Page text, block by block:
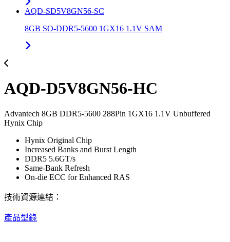
AQD-SD5V8GN56-SC
8GB SO-DDR5-5600 1GX16 1.1V SAM
AQD-D5V8GN56-HC
Advantech 8GB DDR5-5600 288Pin 1GX16 1.1V Unbuffered
Hynix Chip
Hynix Original Chip
Increased Banks and Burst Length
DDR5 5.6GT/s
Same-Bank Refresh
On-die ECC for Enhanced RAS
技術資源連結：
產品型錄